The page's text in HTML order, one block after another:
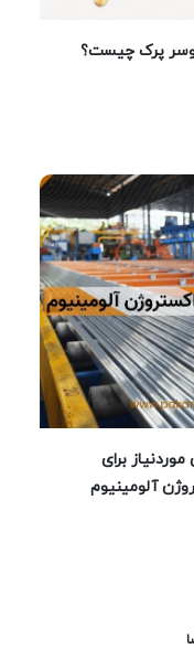
پرک چیست؟
برای
آلومینیوم